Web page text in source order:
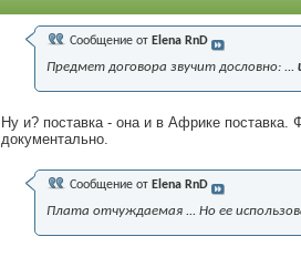
Сообщение от Elena RnD
Предмет договора звучит дословно: ...
Ну и? поставка - она и в Африке
документально.
Сообщение от Elena RnD
Плата отчуждаемая ... Но ее